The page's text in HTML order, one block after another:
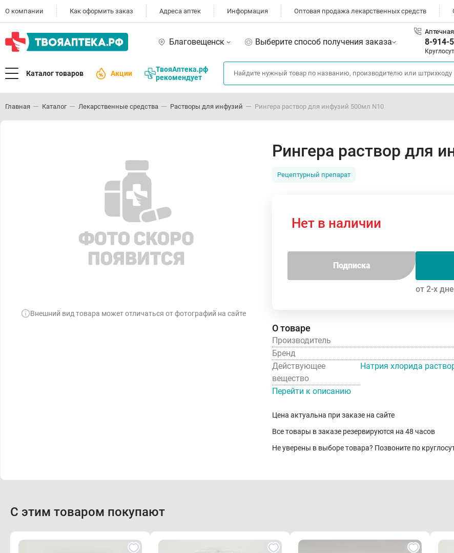
О компании Как оформить заказ Адреса аптек Информация Оптовая продажа лекарственных средств
Благовещенск Выберите способ получения заказа 8-914-
Каталог товаров Акции
ТвояАптека.рф
рекомендует
Главная Каталог Лекарственные средства Растворы для инфузий Рингера раствор для инфузий 500мл N10
Внешний вид товара может отличаться от фотографий на сайте
Рингера раствор для
Рецептурный препарат
Нет в наличии
Подписка
от 2-х
О товаре
Производитель
Бренд
Действующее
вещество
Перейти к описанию
Цена актуальна при заказе на сайте
Все товары в заказе резервируются на 48 часов
Не уверены в выборе товара? Позвоните по
С этим товаром покупают